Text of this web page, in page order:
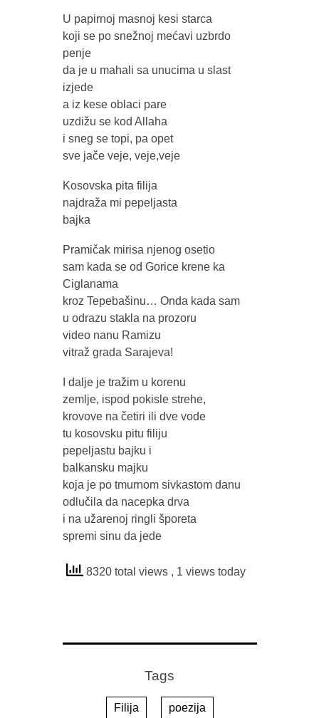
U papirnoj masnoj kesi starca
koji se po snežnoj mećavi uzbrdo
penje
da je u mahali sa unucima u slast
izjede
a iz kese oblaci pare
uzdižu se kod Allaha
i sneg se topi, pa opet
sve jače veje, veje,veje
Kosovska pita filija
najdraža mi pepeljasta
bajka
Pramičak mirisa njenog osetio
sam kada se od Gorice krene ka
Ciglanama
kroz Tepebašinu… Onda kada sam
u odrazu stakla na prozoru
video nanu Ramizu
vitraž grada Sarajeva!
I dalje je tražim u korenu
zemlje, ispod pokisle strehe,
krovove na četiri ili dve vode
tu kosovsku pitu filiju
pepeljastu bajku i
balkansku majku
koja je po tmurnom sivkastom danu
odlučila da nacepka drva
i na užarenoj ringli šporeta
spremi sinu da jede
8320 total views , 1 views today
Tags
Filija poezija